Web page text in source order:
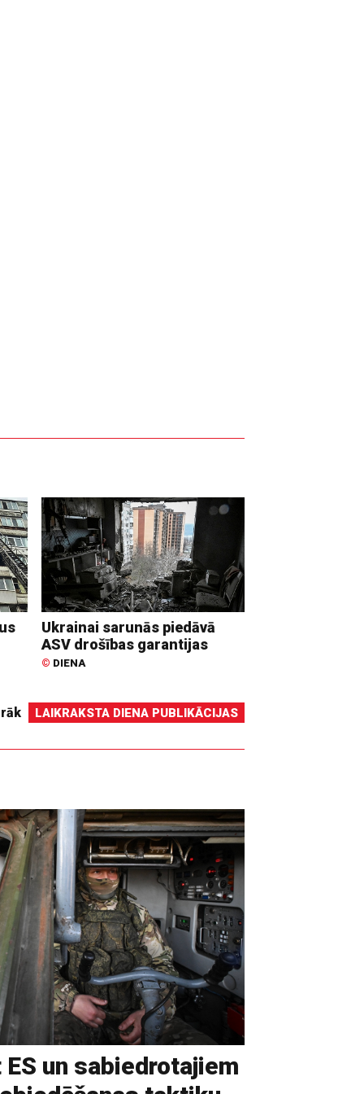
Ukrainai sarunās piedāvā
ASV drošības garantijas
© DIENA
LAIKRAKSTA DIENA PUBLIKĀCIJAS
un sabiedrotajiem